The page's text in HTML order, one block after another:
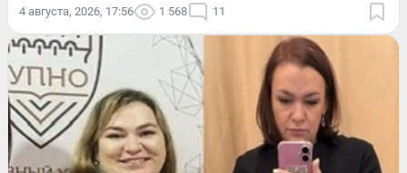
4 августа, 2026, 17:56 1 568 11